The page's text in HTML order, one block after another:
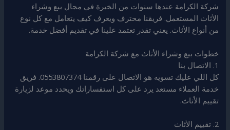
شركة الكرامة عندها سنوات من الخبرة في مجال بيع وشراء
الأثاث المستعمل. فريقنا محترف ويعرف كيف يتعامل مع كل نوع
من أنواع الأثاث. يعني تقدر تعتمد علينا في تقديم أفضل خدمة.
خطوات بيع وشراء الأثاث مع شركة الكرامة
1. الاتصال بنا
كل اللي عليك تسويه هو الاتصال على رقمنا 0553807374. فريق
خدمة العملاء مستعد يرد على كل استفساراتك ويحدد موعد لزيارة
تقييم الأثاث.
2. تقييم الأثاث